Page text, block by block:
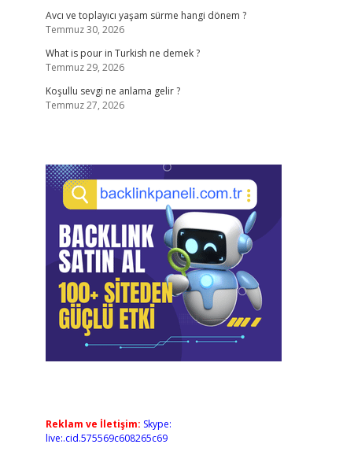
Avcı ve toplayıcı yaşam sürme hangi dönem ?
Temmuz 30, 2026
What is pour in Turkish ne demek ?
Temmuz 29, 2026
Koşullu sevgi ne anlama gelir ?
Temmuz 27, 2026
Reklam ve İletişim: Skype:
live:.cid.575569c608265c69